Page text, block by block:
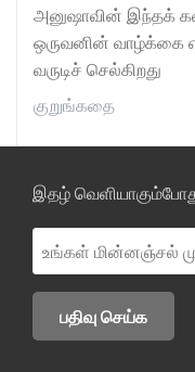
அனுஷாவின் இந்தக்
ஒருவனின் வாழ்க்கை
வருடிச் செல்கிறது
குறுங்கதை
இதழ்